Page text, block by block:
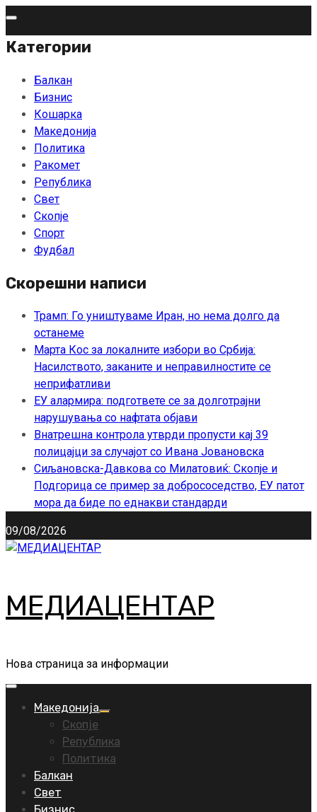
Skip
content
Категории
Балкан
Бизнис
Кошарка
Македонија
Политика
Ракомет
Република
Свет
Скопје
Спорт
Фудбал
Скорешни написи
Трамп: Го уништуваме Иран, но нема долго да
останеме
Марта Кос за локалните избори во Србија:
Насилството, заканите и неправилностите се
неприфатливи
ЕУ алармира: подгответе се за долготрајни
нарушувања со нафтата објави
Внатрешна контрола утврди пропусти кај 39
полицајци за случајот со Ивана Јовановска
Сиљановска-Давкова со Милатовиќ: Скопје и
Подгорица се пример за добрососедство, ЕУ патот
мора да биде по еднакви стандарди
09/08/2026
МЕДИАЦЕНТАР
Нова страница за информации
Primary
Македонија
Скопје
Република
Политика
Балкан
Свет